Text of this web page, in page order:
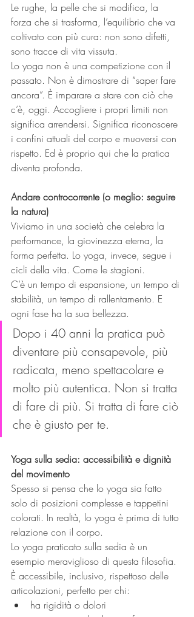
Le rughe, la pelle che si modifica, la
forza che si trasforma, l’equilibrio che va
coltivato con più cura: non sono difetti,
sono tracce di vita vissuta.
Lo yoga non è una competizione con il
passato. Non è dimostrare di “saper fare
ancora”. È imparare a stare con ciò che
c’è, oggi. Accogliere i propri limiti non
significa arrendersi. Significa riconoscere
i confini attuali del corpo e muoversi con
rispetto. Ed è proprio qui che la pratica
diventa profonda.
Andare controcorrente (o meglio: seguire
la natura)
Viviamo in una società che celebra la
performance, la giovinezza eterna, la
forma perfetta. Lo yoga, invece, segue i
cicli della vita. Come le stagioni.
C’è un tempo di espansione, un tempo di
stabilità, un tempo di rallentamento. E
ogni fase ha la sua bellezza.
Dopo i 40 anni la pratica può
diventare più consapevole, più
radicata, meno spettacolare e
molto più autentica. Non si tratta
di fare di più. Si tratta di fare ciò
che è giusto per te.
Yoga sulla sedia: accessibilità e dignità
del movimento
Spesso si pensa che lo yoga sia fatto
solo di posizioni complesse e tappetini
colorati. In realtà, lo yoga è prima di tutto
relazione con il corpo.
Lo yoga praticato sulla sedia è un
esempio meraviglioso di questa filosofia.
È accessibile, inclusivo, rispettoso delle
articolazioni, perfetto per chi:
ha rigidità o dolori